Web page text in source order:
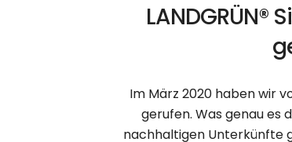
LANDGRÜN®
Im März 2020 haben wir
gerufen. Was genau es
nachhaltigen Unterkünfte